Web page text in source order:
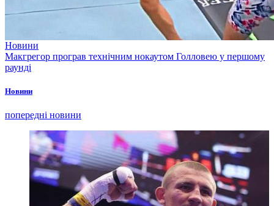
Новини
Макгрегор програв технічним нокаутом Голловею у першому
раунді
Новини
попередні новини